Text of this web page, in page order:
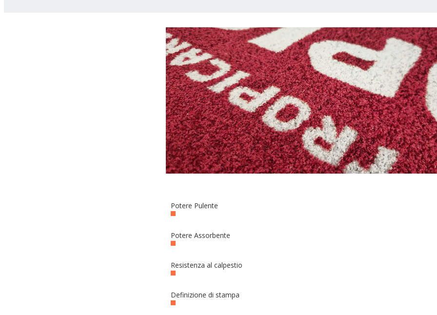
Potere Pulente
Potere Assorbente
Resistenza al calpestio
Definizione di stampa